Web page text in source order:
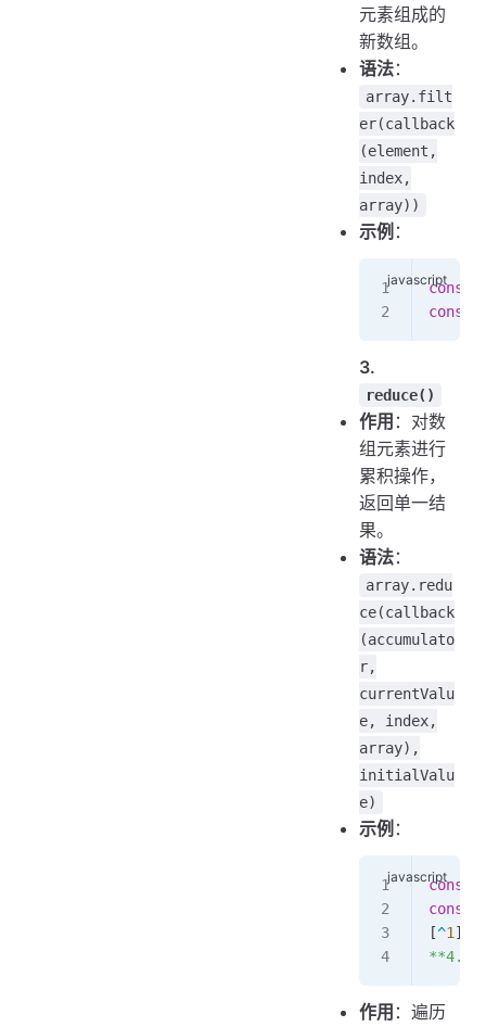
元素组成的
新数组。
语法：
array.filt
er(callback
(element,
index,
array))
示例 ：
const
const
3.
reduce()
作用 ：对数
组元素进行
累积操作，
返回单一结
果。
语法：
array.redu
ce(callback
(accumulato
r,
currentValu
e, index,
array),
initialValu
e)
示例 ：
const
const
[^1 ]
**4. `
作用 ：遍历